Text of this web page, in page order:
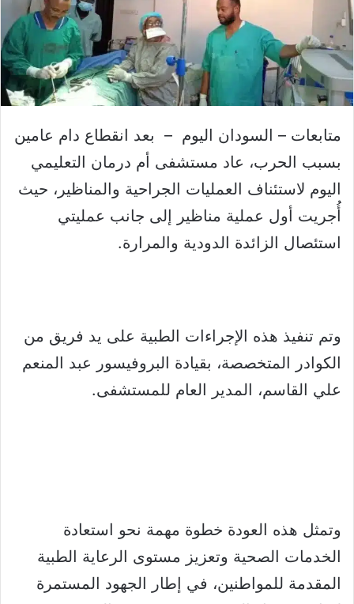
متابعات – السودان اليوم – بعد انقطاع دام عامين
بسبب الحرب، عاد مستشفى أم درمان التعليمي
اليوم لاستئناف العمليات الجراحية والمناظير، حيث
أُجريت أول عملية مناظير إلى جانب عمليتي
استئصال الزائدة الدودية والمرارة.
وتم تنفيذ هذه الإجراءات الطبية على يد فريق من
الكوادر المتخصصة، بقيادة البروفيسور عبد المنعم
علي القاسم، المدير العام للمستشفى.
وتمثل هذه العودة خطوة مهمة نحو استعادة
الخدمات الصحية وتعزيز مستوى الرعاية الطبية
المقدمة للمواطنين، في إطار الجهود المستمرة